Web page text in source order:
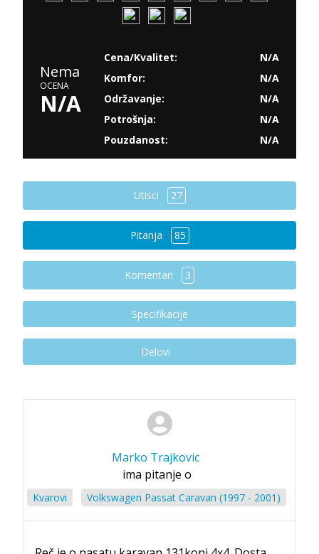
Nema
OCENA
N/A
Cena/Kvalitet:
N/A
Komfor:
N/A
Održavanje:
N/A
Potrošnja:
N/A
Pouzdanost:
N/A
Utisci 27
Pitanja 85
Komentari 3
Specifikacije
Delovi
Marko Trajkovic
ima pitanje o
Kvarovi Volkswagen Passat Caravan (1997 - 2001)